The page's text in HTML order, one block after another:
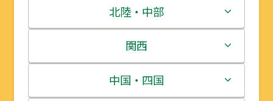
青森県
岩手県
宮城県
茨城県
栃木県
群馬県
北陸・中部
新潟県
富山県
関西
三重県
中国・四国